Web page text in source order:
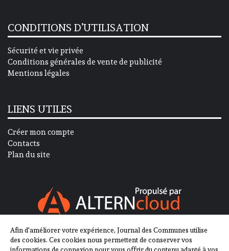
CONDITIONS D’UTILISATION
Sécurité et vie privée
Conditions générales de vente de publicité
Mentions légales
LIENS UTILES
Créer mon compte
Contacts
Plan du site
SUIVEZ-NOUS SUR
Afin d'améliorer votre expérience, Journal des Communes utilise
des cookies. Ces cookies nous permettent de conserver vos